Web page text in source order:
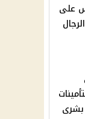
على
بشرى